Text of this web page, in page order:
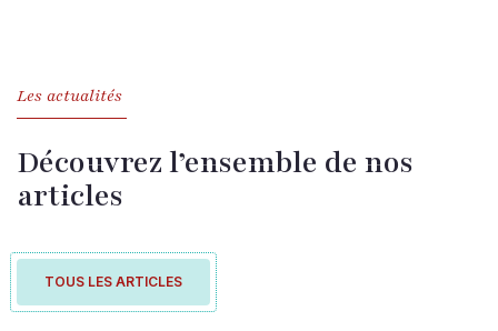
Les actualités
Découvrez l’ensemble de nos
articles
TOUS LES ARTICLES